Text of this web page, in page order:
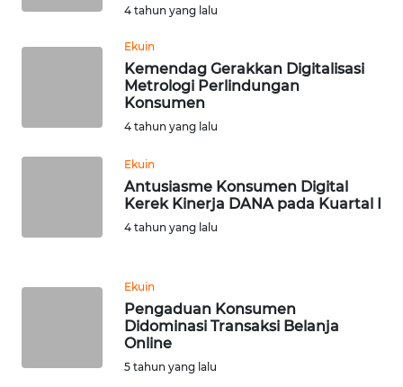
4 tahun yang lalu
Ekuin
Kemendag Gerakkan Digitalisasi
Metrologi Perlindungan
Konsumen
4 tahun yang lalu
Ekuin
Antusiasme Konsumen Digital
Kerek Kinerja DANA pada Kuartal I
4 tahun yang lalu
Ekuin
Pengaduan Konsumen
Didominasi Transaksi Belanja
Online
5 tahun yang lalu
KAMI
DISCLAIMER
Wahana
WN